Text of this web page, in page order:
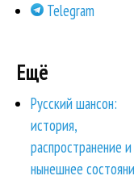
Telegram
Ещё
Русский шансон:
история,
распространение и
нынешнее